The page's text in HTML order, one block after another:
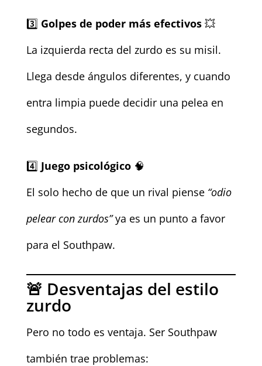
3️⃣ Golpes de poder más efectivos💥
La izquierda recta del zurdo es su misil.
Llega desde ángulos diferentes, y cuando
entra limpia puede decidir una pelea en
segundos.
4️⃣ Juego psicológico🧠
El solo hecho de que un rival piense “odio
pelear con zurdos”ya es un punto a favor
para el Southpaw.
🚨 Desventajas del estilo
zurdo
Pero no todo es ventaja. Ser Southpaw
también trae problemas: